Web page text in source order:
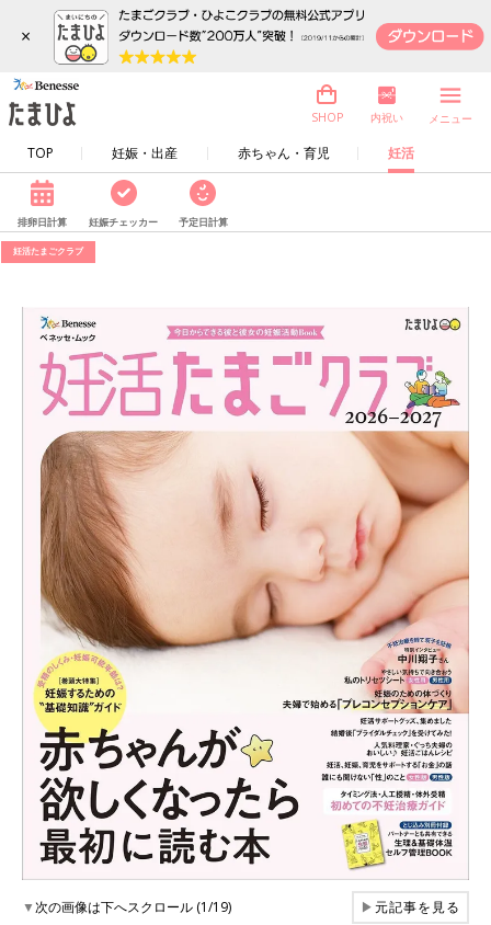
×
TOP 妊娠・出産 赤ちゃん・育児 妊活
SHOP 内祝い メニュー
排卵日計算 妊娠チェッカー 予定日計算
妊活たまごクラブ
▼次の画像は下へスクロール (1/19) ▶元記事を見る